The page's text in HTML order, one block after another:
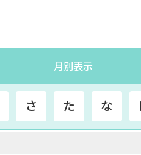
月別表示
さ た な